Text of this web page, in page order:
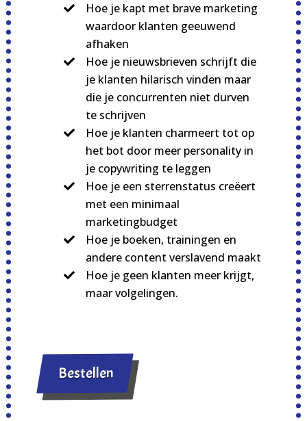
Hoe je kapt met brave marketing
waardoor klanten geeuwend
afhaken
Hoe je nieuwsbrieven schrijft die
je klanten hilarisch vinden maar
die je concurrenten niet durven
te schrijven
Hoe je klanten charmeert tot op
het bot door meer personality in
je copywriting te leggen
Hoe je een sterrenstatus creëert
met een minimaal
marketingbudget
Hoe je boeken, trainingen en
andere content verslavend maakt
Hoe je geen klanten meer krijgt,
maar volgelingen.
Bestellen